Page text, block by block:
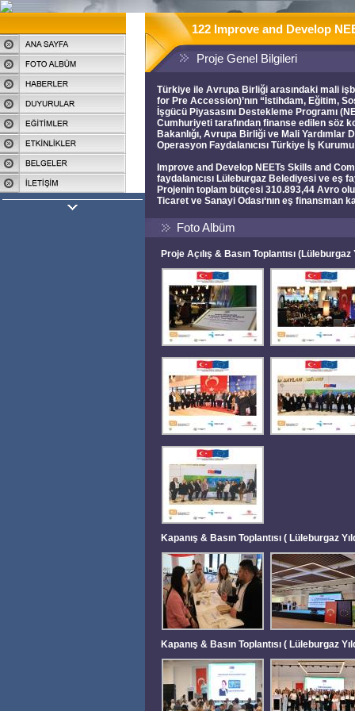
122 Improve and Develop
Proje Genel Bilgileri
Türkiye ile Avrupa Birliği arasındaki mali
for Pre Accession)’nın “İstihdam, Eğitim,
İşgücü Piyasasını Destekleme Programı
Cumhuriyeti tarafından finanse edilen söz
Bakanlığı, Avrupa Birliği ve Mali Yardımlar
Operasyon Faydalanıcısı Türkiye İş Kurumu
Improve and Develop NEETs Skills and
faydalanıcısı Lüleburgaz Belediyesi ve eş
Projenin toplam bütçesi 310.893,44 Avro
Ticaret ve Sanayi Odası‘nın eş finansman
Foto Albüm
Proje Açılış & Basın Toplantısı
Kapanış & Basın Toplantısı ( Lüleburgaz
Kapanış & Basın Toplantısı ( Lüleburgaz